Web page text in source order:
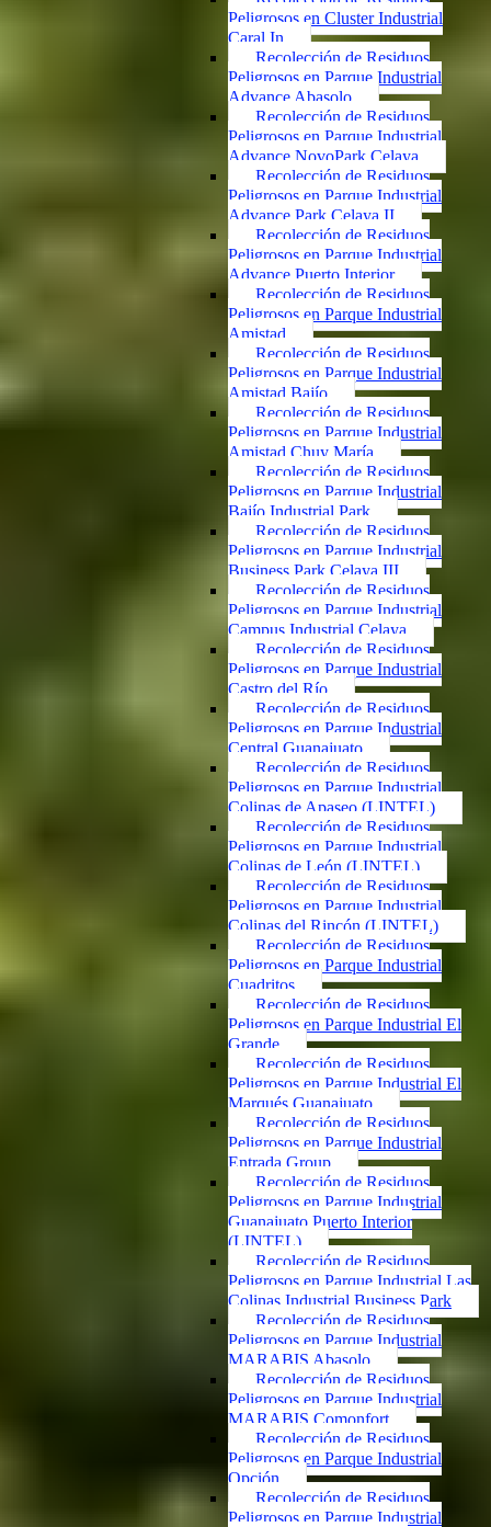
Peligrosos en Cluster Industrial
Caral In
Recolección de Residuos
Peligrosos en Parque Industrial
Advance Abasolo
Recolección de Residuos
Peligrosos en Parque Industrial
Advance NovoPark Celaya
Recolección de Residuos
Peligrosos en Parque Industrial
Advance Park Celaya II
Recolección de Residuos
Peligrosos en Parque Industrial
Advance Puerto Interior
Recolección de Residuos
Peligrosos en Parque Industrial
Amistad
Recolección de Residuos
Peligrosos en Parque Industrial
Amistad Bajío
Recolección de Residuos
Peligrosos en Parque Industrial
Amistad Chuy María
Recolección de Residuos
Peligrosos en Parque Industrial
Bajío Industrial Park
Recolección de Residuos
Peligrosos en Parque Industrial
Business Park Celaya III
Recolección de Residuos
Peligrosos en Parque Industrial
Campus Industrial Celaya
Recolección de Residuos
Peligrosos en Parque Industrial
Castro del Río
Recolección de Residuos
Peligrosos en Parque Industrial
Central Guanajuato
Recolección de Residuos
Peligrosos en Parque Industrial
Colinas de Apaseo (LINTEL)
Recolección de Residuos
Peligrosos en Parque Industrial
Colinas de León (LINTEL)
Recolección de Residuos
Peligrosos en Parque Industrial
Colinas del Rincón (LINTEL)
Recolección de Residuos
Peligrosos en Parque Industrial
Cuadritos
Recolección de Residuos
Peligrosos en Parque Industrial El
Grande
Recolección de Residuos
Peligrosos en Parque Industrial El
Marqués Guanajuato
Recolección de Residuos
Peligrosos en Parque Industrial
Entrada Group
Recolección de Residuos
Peligrosos en Parque Industrial
Guanajuato Puerto Interior
(LINTEL)
Recolección de Residuos
Peligrosos en Parque Industrial Las
Colinas Industrial Business Park
Recolección de Residuos
Peligrosos en Parque Industrial
MARABIS Abasolo
Recolección de Residuos
Peligrosos en Parque Industrial
MARABIS Comonfort
Recolección de Residuos
Peligrosos en Parque Industrial
Opción
Recolección de Residuos
Peligrosos en Parque Industrial